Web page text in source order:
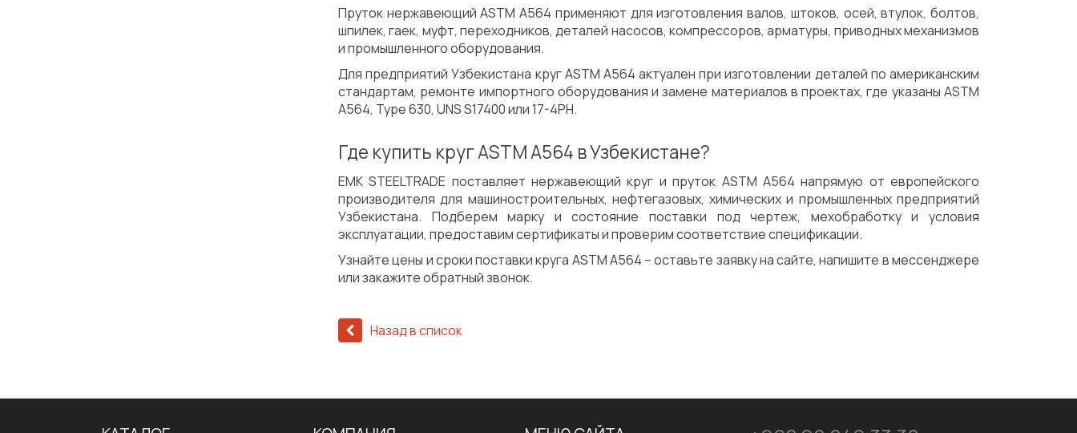
Пруток нержавеющий ASTM A564 применяют для изготовления валов, штоков, осей, втулок, болтов,
шпилек, гаек, муфт, переходников, деталей насосов, компрессоров, арматуры, приводных механизмов
и промышленного оборудования.
Для предприятий Узбекистана круг ASTM A564 актуален при изготовлении деталей по американским
стандартам, ремонте импортного оборудования и замене материалов в проектах, где указаны ASTM
A564, Type 630, UNS S17400 или 17-4PH.
Где купить круг ASTM A564 в Узбекистане?
ЕМК STEELTRADE поставляет нержавеющий круг и пруток ASTM A564 напрямую от европейского
производителя для машиностроительных, нефтегазовых, химических и промышленных предприятий
Узбекистана. Подберем марку и состояние поставки под чертеж, мехобработку и условия
эксплуатации, предоставим сертификаты и проверим соответствие спецификации.
Узнайте цены и сроки поставки круга ASTM A564 – оставьте заявку на сайте, напишите в мессенджере
или закажите обратный звонок.
Назад в список